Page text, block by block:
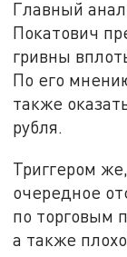
Главный
Покатович
гривны
По его
также
рубля.
Триггером
очередное
по торговым
а также